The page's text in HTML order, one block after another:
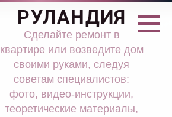
РУЛАНДИЯ
Сделайте ремонт в
квартире или возведите дом
своими руками, следуя
советам специалистов:
фото, видео-инструкции,
теоретические материалы,